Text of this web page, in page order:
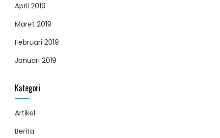
April 2019
Maret 2019
Februari 2019
Januari 2019
Kategori
Artikel
Berita